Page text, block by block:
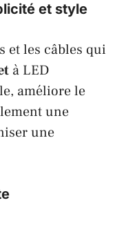
et style
et les câbles qui
à LED
améliore le
une
une